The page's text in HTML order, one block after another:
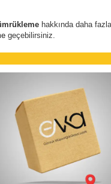
hakkında daha
geçebilirsiniz.